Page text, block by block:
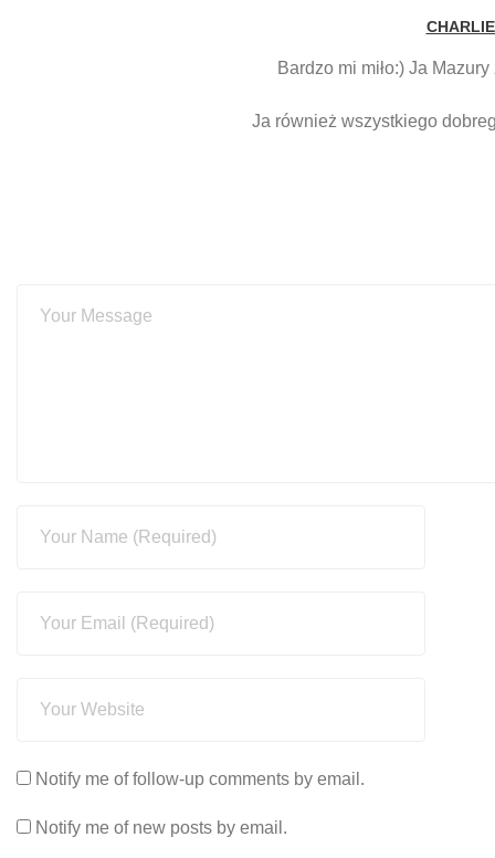
Bardzo mi miło:) Ja
Ja również wszystkiego
Notify me of follow-up comments by email.
Notify me of new posts by email.